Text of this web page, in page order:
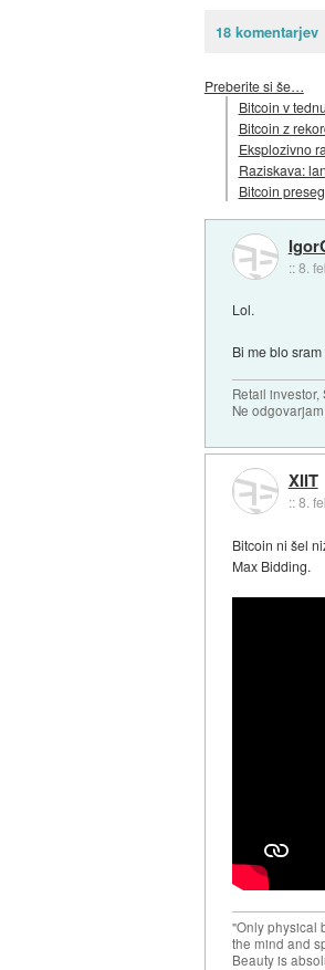
18 komentarjev
Preberite si še…
Bitcoin v
Bitcoin z
Eksplozivno
Raziskava:
Bitcoin
::8.
Lol.
Bi me blo
Retail
Ne
XIIT
::8.
Bitcoin ni šel
Max Bidding.
"Only physical
the mind and
Beauty is